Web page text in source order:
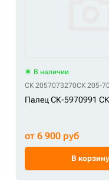
В наличии
СК 2057073270СК 205-
Палец СК-5970991 СК
от 6 900 руб
В корзину